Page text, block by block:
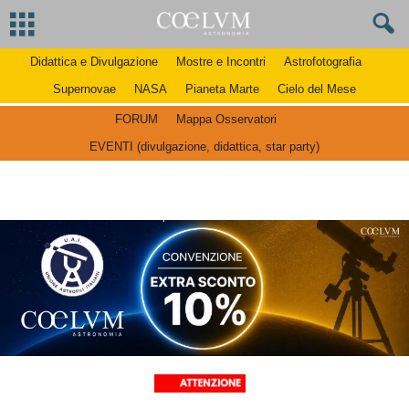
Didattica e Divulgazione Mostre e Incontri
Astrofotografia
Supernovae
NASA Pianeta Marte Cielo del Mese
FORUM
Mappa Osservatori
EVENTI (divulgazione, didattica, star party)